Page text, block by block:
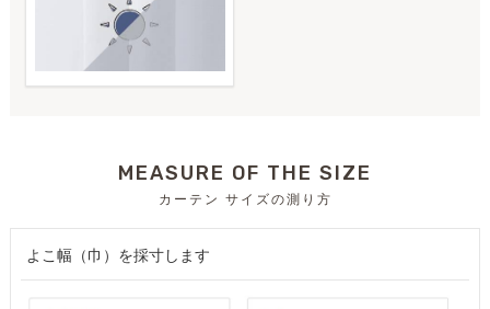
MEASURE OF THE SIZE
カーテン サイズの測り方
よこ幅（巾）を採寸します